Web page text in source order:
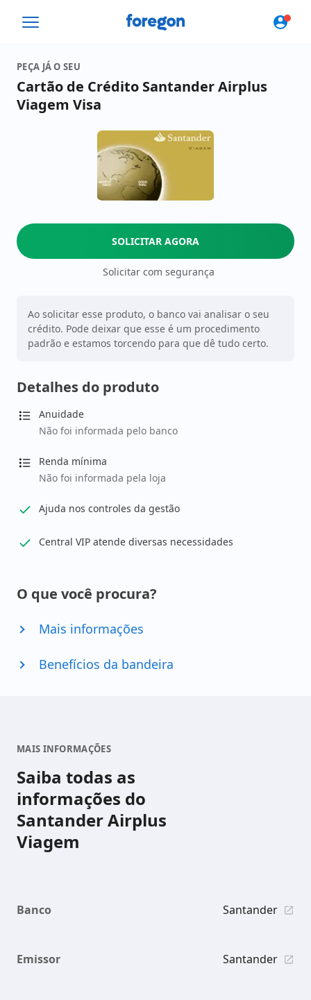
Foregon.com
PEÇA JÁ O SEU
Cartão de Crédito Santander Airplus
Viagem Visa
SOLICITAR AGORA
Solicitar com segurança
Ao solicitar esse produto, o banco vai analisar o seu
crédito. Pode deixar que esse é um procedimento
padrão e estamos torcendo para que dê tudo certo.
Detalhes do produto
Anuidade
Não foi informada pelo banco
Renda mínima
Não foi informada pela loja
Ajuda nos controles da gestão
Central VIP atende diversas necessidades
O que você procura?
Mais informações
Benefícios da bandeira
MAIS INFORMAÇÕES
Saiba todas as
informações do
Santander Airplus
Viagem
Banco Santander
Emissor Santander